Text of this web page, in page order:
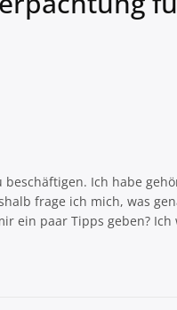
Ich habe
frage ich mich, was
ein paar Tipps geben?